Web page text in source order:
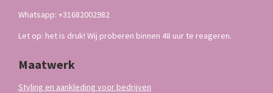
Whatsapp: +31682002982
Let op: het is druk! Wij proberen binnen 48 uur te reageren.
Maatwerk
Styling en aankleding voor bedrijven